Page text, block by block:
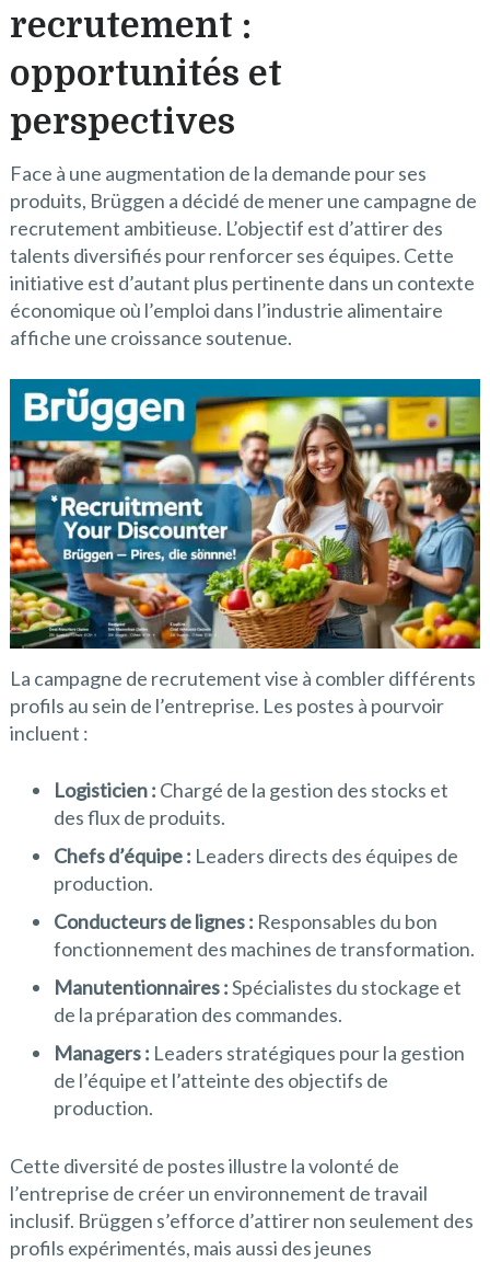
recrutement :
opportunités et
perspectives
Face à une augmentation de la demande pour ses
produits, Brüggen a décidé de mener une campagne de
recrutement ambitieuse. L’objectif est d’attirer des
talents diversifiés pour renforcer ses équipes. Cette
initiative est d’autant plus pertinente dans un contexte
économique où l’emploi dans l’industrie alimentaire
affiche une croissance soutenue.
La campagne de recrutement vise à combler différents
profils au sein de l’entreprise. Les postes à pourvoir
incluent :
Logisticien : Chargé de la gestion des stocks et
des flux de produits.
Chefs d’équipe : Leaders directs des équipes de
production.
Conducteurs de lignes : Responsables du bon
fonctionnement des machines de transformation.
Manutentionnaires :Spécialistes du stockage et
de la préparation des commandes.
Managers : Leaders stratégiques pour la gestion
de l’équipe et l’atteinte des objectifs de
production.
Cette diversité de postes illustre la volonté de
l’entreprise de créer un environnement de travail
inclusif. Brüggen s’efforce d’attirer non seulement des
profils expérimentés, mais aussi des jeunes